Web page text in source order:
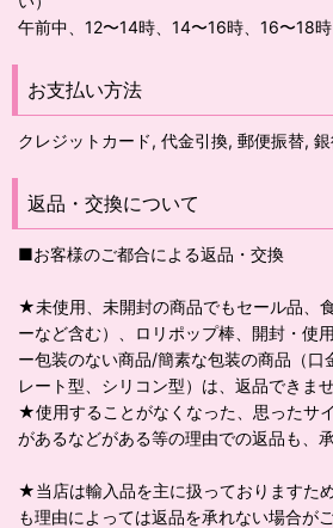
午前中、12〜14時、14〜16時、16〜18
お支払い方法
クレジットカード, 代金引換, 郵便振替,
返品・交換について
■お客様のご都合による返品・交換
★未使用、未開封の商品でもセール品、
ーなど含む）、ロリポップ棒、開封・使
ー包装のない商品/簡素な包装の商品（口
レート型、シリコン型）は、返品できませ
★使用することがなくなった、思ったサ
があるなどがある等の理由での返品も、
★当店は輸入品を主に扱っておりますた
も理由によっては返品を承れない場合が